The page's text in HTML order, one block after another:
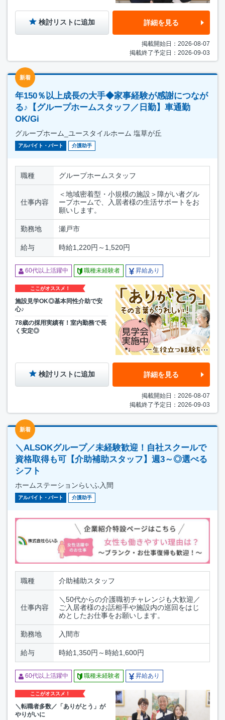
検討リストに追加 詳細を見る
掲載開始日：2026-08-07
掲載終了予定日：2026-09-03
新着
年150％以上成長の大手◆家事経験が感謝につなが
る♪【グループホームスタッフ／日勤】車通勤
OK/Gi
グループホーム_ユースタイルホーム 塩草が丘
アルバイト・パート 介護助手
職種 グループホームスタッフ
仕事内容
＜地域密着型・小規模の施設＞障がい者グル
ープホームで、入居者様の生活サポートをお
願いします。
勤務地 瀬戸市
給与 時給1,220円～1,520円
60代以上活躍中 職種未経験者 昇給あり
ここがオススメ！
施設見学OK◎基本同性介助で安
心♪
78歳の採用実績有！室内勤務で長
く安定◎
検討リストに追加 詳細を見る
掲載開始日：2026-08-07
掲載終了予定日：2026-09-03
新着
＼ALSOKグループ／未経験歓迎！自社スクールで
資格取得も可【介助補助スタッフ】週3～◎選べる
シフト
ホームステーションらいふ入間
アルバイト・パート 介護助手
職種 介助補助スタッフ
仕事内容
＼50代からの介護職初チャレンジも大歓迎／
ご入居者様のお話相手や施設内の巡回をはじ
めとしたお仕事をお願いします。
勤務地 入間市
給与 時給1,350円～時給1,600円
60代以上活躍中 職種未経験者 昇給あり
ここがオススメ！
＼転職者多数／「ありがとう」が
やりがいに